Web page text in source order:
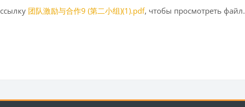
团队激励与合作9 (第二小组)(1).pdf, чтобы просмотреть файл.